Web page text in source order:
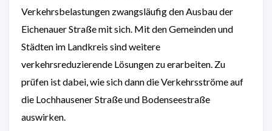
Verkehrsbelastungen zwangsläufig den Ausbau der
Eichenauer Straße mit sich. Mit den Gemeinden und
Städten im Landkreis sind weitere
verkehrsreduzierende Lösungen zu erarbeiten. Zu
prüfen ist dabei, wie sich dann die Verkehrsströme auf
die Lochhausener Straße und Bodenseestraße
auswirken.